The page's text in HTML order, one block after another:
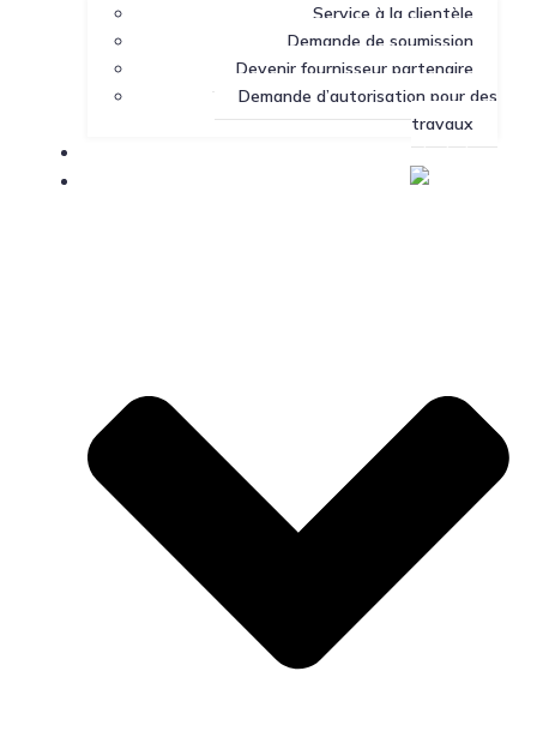
Service à la clientèle
Demande de soumission
Devenir fournisseur partenaire
Demande d’autorisation pour des
travaux
Portail client